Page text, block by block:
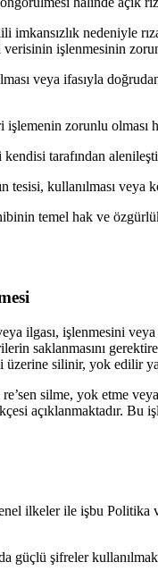
imkansızlık nedeniyle
işlenmesinin
veya ifasıyla
zorunlu olması
tarafından
tesisi, kullanılması veya
temel hak ve
işlenmesini veya
saklanmasını
üzerine silinir, yok edilir
silme, yok etme
açıklanmaktadır. Bu
ilkeler ile işbu
güçlü şifreler